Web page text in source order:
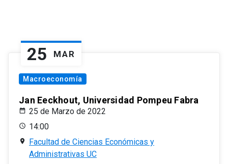
25 MAR
Macroeconomía
Jan Eeckhout, Universidad Pompeu Fabra
25 de Marzo de 2022
14:00
Facultad de Ciencias Económicas y
Administrativas UC